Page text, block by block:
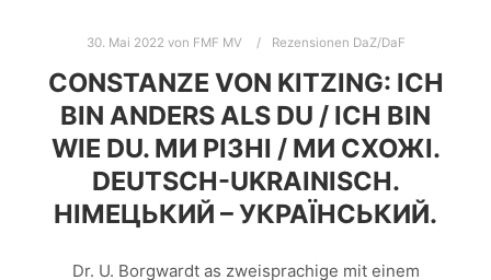
30. Mai 2022 von FMF MV Rezensionen DaZ/DaF
CONSTANZE VON KITZING: ICH
BIN ANDERS ALS DU / ICH BIN
WIE DU. МИ PIЗНI / МИ СХОЖI.
DEUTSCH-UKRAINISCH.
НІМЕЦЬКИЙ – УКРАЇНСЬКИЙ.
Dr. U. Borgwardt as zweisprachige mit einem